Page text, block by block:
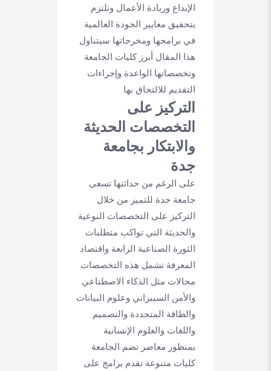
الإبداع وريادة الأعمال وتلتزم
بتحقيق معايير الجودة العالمية
في برامجها ومخرجاتها سيتناول
هذا المقال أبرز كليات الجامعة
وتخصصاتها الواعدة وإجراءات
التقديم للالتحاق بها
التركيز على
التخصصات الحديثة
والابتكار بجامعة
جدة
على الرغم من حداثتها تسعى
جامعة جدة للتميز من خلال
التركيز على التخصصات النوعية
والحديثة التي تواكب متطلبات
الثورة الصناعية الرابعة واقتصاد
المعرفة تشمل هذه التخصصات
مجالات مثل الذكاء الاصطناعي
والأمن السيبراني وعلوم البيانات
والطاقة المتجددة والتصميم
واللغات والعلوم الإنسانية
بمنظور معاصر تضم الجامعة
كليات متنوعة تقدم برامج على